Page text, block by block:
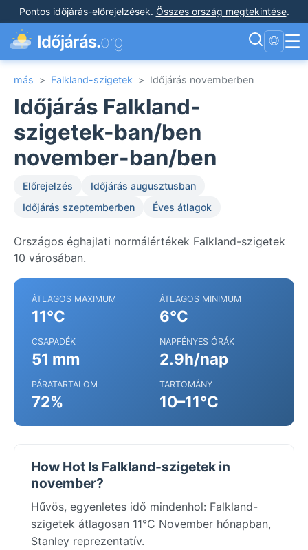
Pontos időjárás-előrejelzések. Összes ország megtekintése.
Időjárás.org 🌐 ☰
más > Falkland-szigetek > Időjárás novemberben
Időjárás Falkland-
szigetek-ban/ben
november-ban/ben
Előrejelzés
Időjárás augusztusban
Időjárás szeptemberben
Éves átlagok
Országos éghajlati normálértékek Falkland-szigetek
10 városában.
ÁTLAGOS MAXIMUM
11°C
ÁTLAGOS MINIMUM
6°C
CSAPADÉK
51 mm
NAPFÉNYES ÓRÁK
2.9h/nap
PÁRATARTALOM
72%
TARTOMÁNY
10–11°C
How Hot Is Falkland-szigetek in
november?
Hűvös, egyenletes idő mindenhol: Falkland-
szigetek átlagosan 11°C November hónapban,
Stanley reprezentatív.